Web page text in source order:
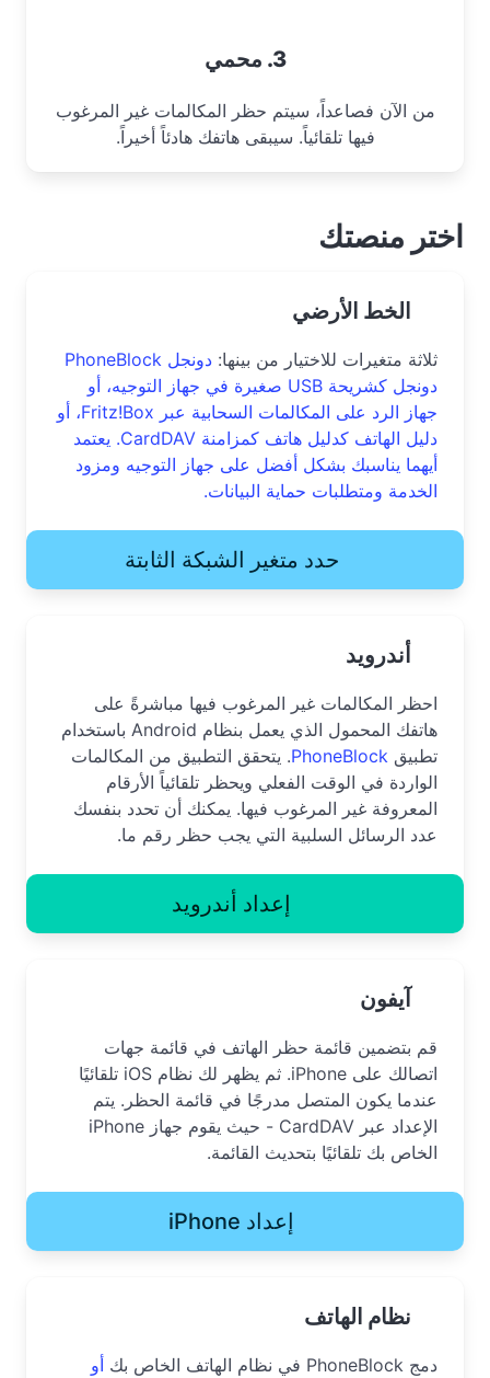
3. محمي
من الآن فصاعداً، سيتم حظر المكالمات غير المرغوب
فيها تلقائياً. سيبقى هاتفك هادئاً أخيراً.
اختر منصتك
الخط الأرضي
ثلاثة متغيرات للاختيار من بينها:
دونجل PhoneBlock
دونجل كشريحة USB صغيرة في جهاز التوجيه، أو
جهاز الرد على المكالمات السحابية عبر Fritz!Box، أو
دليل الهاتف كدليل هاتف كمزامنة CardDAV. يعتمد
أيهما يناسبك بشكل أفضل على جهاز التوجيه ومزود
الخدمة ومتطلبات حماية البيانات.
حدد متغير الشبكة الثابتة
أندرويد
احظر المكالمات غير المرغوب فيها مباشرةً على
هاتفك المحمول الذي يعمل بنظام Android باستخدام
تطبيق PhoneBlock. يتحقق التطبيق من المكالمات
الواردة في الوقت الفعلي ويحظر تلقائياً الأرقام
المعروفة غير المرغوب فيها. يمكنك أن تحدد بنفسك
عدد الرسائل السلبية التي يجب حظر رقم ما.
إعداد أندرويد
آيفون
قم بتضمين قائمة حظر الهاتف في قائمة جهات
اتصالك على iPhone. ثم يظهر لك نظام iOS تلقائيًا
عندما يكون المتصل مدرجًا في قائمة الحظر. يتم
الإعداد عبر CardDAV - حيث يقوم جهاز iPhone
الخاص بك تلقائيًا بتحديث القائمة.
إعداد iPhone
نظام الهاتف
دمج PhoneBlock في نظام الهاتف الخاص بك
أو